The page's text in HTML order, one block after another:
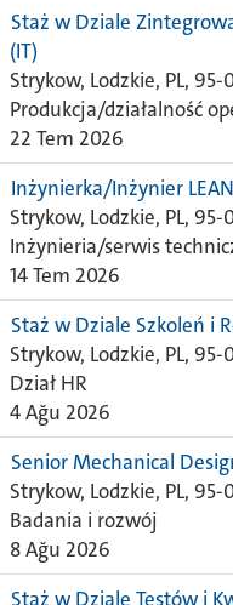
Staż w Dziale
(IT)
Strykow, Lodzkie, PL, 95-
Produkcja/działalność
22 Tem 2026
Inżynierka/Inżynier LEAN
Strykow, Lodzkie, PL, 95-
Inżynieria/serwis
14 Tem 2026
Staż w Dziale Szkoleń i
Strykow, Lodzkie, PL, 95-
Dział HR
4 Ağu 2026
Senior Mechanical
Strykow, Lodzkie, PL, 95-
Badania i rozwój
8 Ağu 2026
Staż w Dziale Testów i